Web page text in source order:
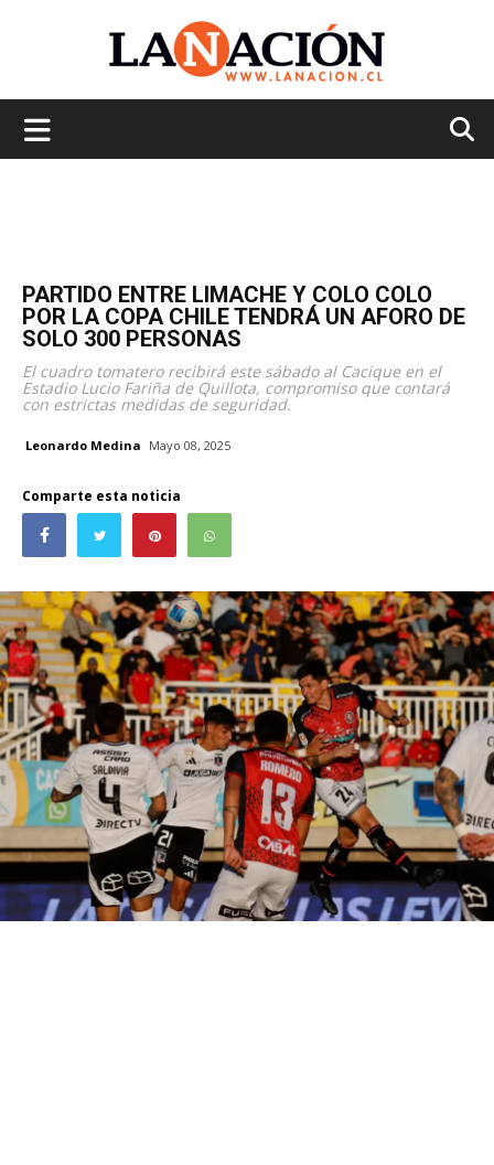
PARTIDO ENTRE LIMACHE Y COLO COLO
POR LA COPA CHILE TENDRÁ UN AFORO DE
SOLO 300 PERSONAS
El cuadro tomatero recibirá este sábado al Cacique en el
Estadio Lucio Fariña de Quillota, compromiso que contará
con estrictas medidas de seguridad.
Leonardo Medina Mayo 08, 2025
Comparte esta noticia